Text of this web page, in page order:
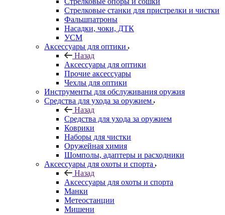
Стрелковые станки для пристрелки и чистки
Фальшпатроны
Насадки, чоки, ДТК
УСМ
Аксессуары для оптики
Назад
Аксессуары для оптики
Прочие аксессуары
Чехлы для оптики
Инструменты для обслуживания оружия
Средства для ухода за оружием
Назад
Средства для ухода за оружием
Коврики
Наборы для чистки
Оружейная химия
Шомполы, адаптеры и расходники
Аксессуары для охоты и спорта
Назад
Аксессуары для охоты и спорта
Манки
Метеостанции
Мишени